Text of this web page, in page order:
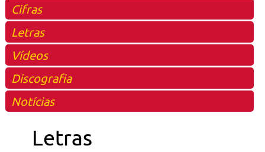
Cifras
Letras
Vídeos
Discografia
Notícias
Letras